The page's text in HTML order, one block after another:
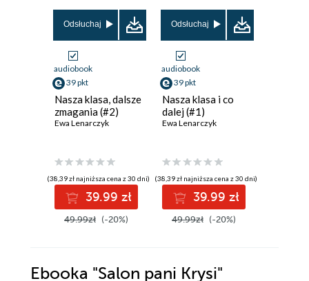
Odsłuchaj
audiobook
39 pkt
Nasza klasa, dalsze
zmagania (#2)
Ewa Lenarczyk
(38,39 zł najniższa cena z 30 dni)
39.99 zł
49.99zł (-20%)
Odsłuchaj
audiobook
39 pkt
Nasza klasa i co
dalej (#1)
Ewa Lenarczyk
(38,39 zł najniższa cena z 30 dni)
39.99 zł
49.99zł (-20%)
Ebooka "Salon pani Krysi"